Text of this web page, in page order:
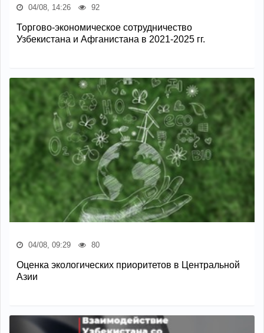
04/08, 14:26 92
Торгово-экономическое сотрудничество
Узбекистана и Афганистана в 2021-2025 гг.
04/08, 09:29 80
Оценка экологических приоритетов в Центральной
Азии